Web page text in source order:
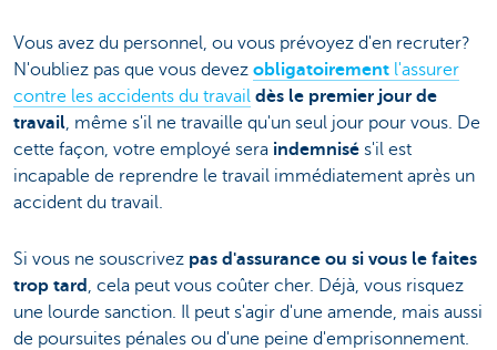
Vous avez du personnel, ou vous prévoyez d'en recruter?
N'oubliez pas que vous devez obligatoirement l'assurer
contre les accidents du travail dès le premier jour de
travail, même s'il ne travaille qu'un seul jour pour vous. De
cette façon, votre employé sera indemnisé s'il est
incapable de reprendre le travail immédiatement après un
accident du travail.
Si vous ne souscrivez pas d'assurance ou si vous le faites
trop tard
, cela peut vous coûter cher. Déjà, vous risquez
une lourde sanction. Il peut s'agir d'une amende, mais aussi
de poursuites pénales ou d'une peine d'emprisonnement.